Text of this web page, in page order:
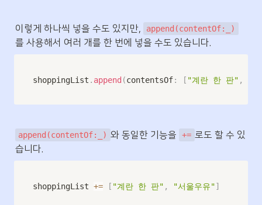
이렇게 하나씩 넣을 수도 있지만, append(contentOf:_)
를 사용해서 여러 개를 한 번에 넣을 수도 있습니다.
shoppingList . append (contentsOf: [ "계란 한 판" ,
append(contentOf:_) 와 동일한 기능을 += 로도 할 수 있
습니다.
shoppingList += [ "계란 한 판" , "서울우유"]